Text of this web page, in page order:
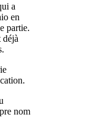
a
en
partie.
nom